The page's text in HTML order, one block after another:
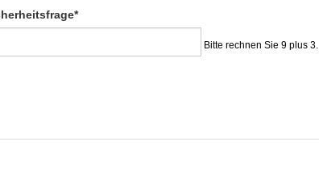
*
Bitte rechnen Sie 9 plus 3.